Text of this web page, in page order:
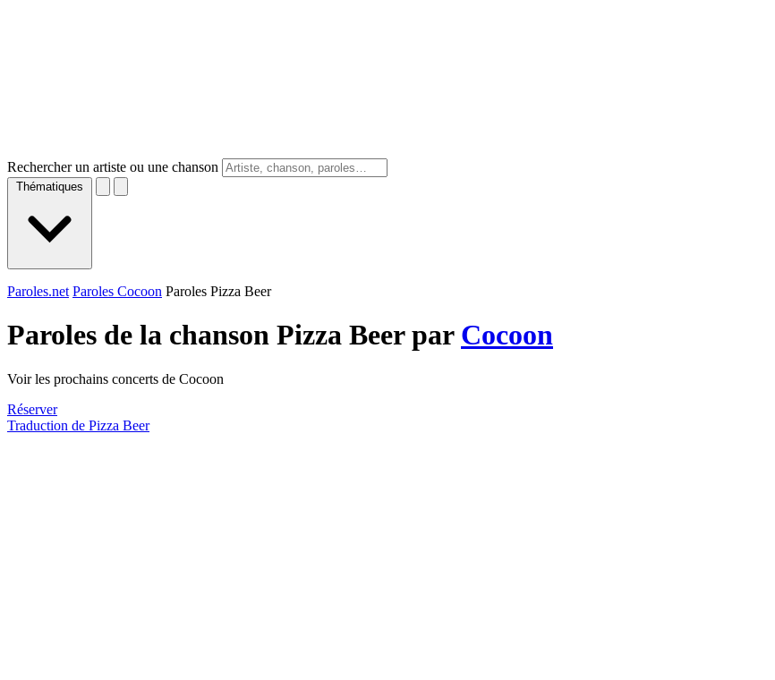
Rechercher un artiste ou une chanson
Thématiques
Paroles.net Paroles Cocoon Paroles Pizza Beer
Paroles de la chanson Pizza Beer par Cocoon
Voir les prochains concerts de Cocoon
Réserver
Traduction de Pizza Beer